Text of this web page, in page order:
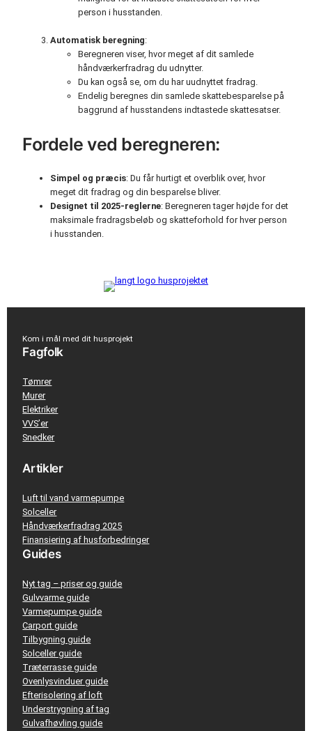
person i husstanden.
Automatisk beregning:
Beregneren viser, hvor meget af dit samlede
håndværkerfradrag du udnytter.
Du kan også se, om du har uudnyttet fradrag.
Endelig beregnes din samlede skattebesparelse på
baggrund af husstandens indtastede skattesatser.
Fordele ved beregneren:
Simpel og præcis: Du får hurtigt et overblik over, hvor
meget dit fradrag og din besparelse bliver.
Designet til 2025-reglerne: Beregneren tager højde for det
maksimale fradragsbeløb og skatteforhold for hver person
i husstanden.
Kom i mål med dit husprojekt
Fagfolk
Tømrer
Murer
Elektriker
VVS’er
Snedker
Artikler
Luft til vand varmepumpe
Solceller
Håndværkerfradrag 2025
Finansiering af husforbedringer
Guides
Nyt tag – priser og guide
Gulvvarme guide
Varmepumpe guide
Carport guide
Tilbygning guide
Solceller guide
Træterrasse guide
Ovenlysvinduer guide
Efterisolering af loft
Understrygning af tag
Gulvafhøvling guide